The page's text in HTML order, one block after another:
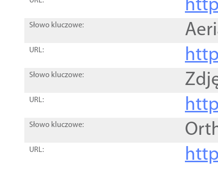
Słowo kluczowe:
URL:
Słowo kluczowe:
URL:
Słowo kluczowe:
URL: